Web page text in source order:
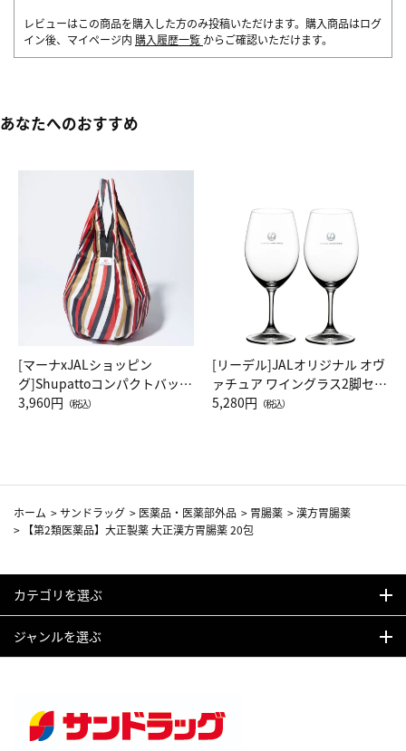
レビューはこの商品を購入した方のみ投稿いただけます。購入商品はログ
イン後、マイページ内 購入履歴一覧 からご確認いただけます。
あなたへのおすすめ
[マーナxJALショッピン
グ]Shupattoコンパクトバッグ
Drop JAL客室乗務員（LC）ス
3,960円 （税込）
[リーデル]JALオリジナル オヴ
ァチュア ワイングラス2脚セッ
ト（レッドワイン）
5,280円 （税込）
ホーム >サンドラッグ > 医薬品・医薬部外品 > 胃腸薬 >漢方胃腸薬
>
【第2類医薬品】大正製薬 大正漢方胃腸薬 20包
カテゴリを選ぶ
ジャンルを選ぶ